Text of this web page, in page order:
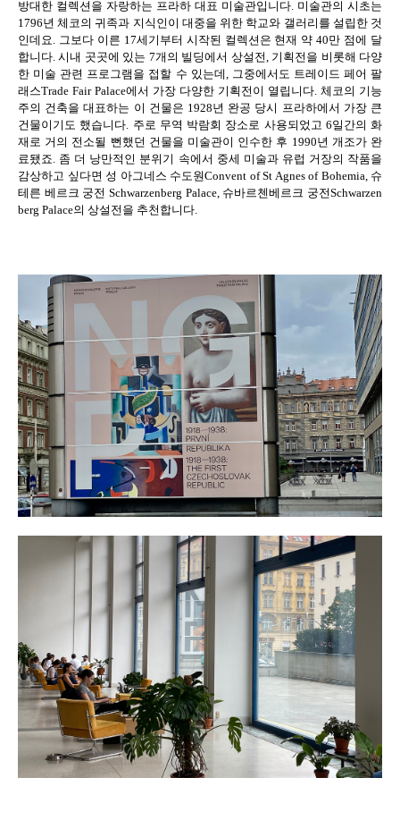
방대한 컬렉션을 자랑하는 프라하 대표 미술관입니다. 미술관의 시초는
1796년 체코의 귀족과 지식인이 대중을 위한 학교와 갤러리를 설립한 것
인데요. 그보다 이른 17세기부터 시작된 컬렉션은 현재 약40만 점에 달
합니다.시내 곳곳에 있는 7개의 빌딩에서 상설전, 기획전을 비롯해 다양
한 미술 관련 프로그램을 접할 수 있는데, 그중에서도 트레이드 페어 팔
래스Trade Fair Palace에서 가장 다양한 기획전이 열립니다. 체코의 기능
주의 건축을 대표하는 이 건물은 1928년 완공 당시 프라하에서 가장 큰
건물이기도 했습니다. 주로 무역 박람회 장소로 사용되었고 6일간의 화
재로 거의 전소될 뻔했던 건물을 미술관이 인수한 후 1990년 개조가 완
료됐죠. 좀 더 낭만적인 분위기 속에서 중세 미술과 유럽 거장의 작품을
감상하고 싶다면 성 아그네스 수도원Convent of St Agnes of Bohemia, 슈
테른 베르크 궁전 Schwarzenberg Palace, 슈바르첸베르크 궁전Schwarzen
berg Palace의 상설전을 추천합니다.